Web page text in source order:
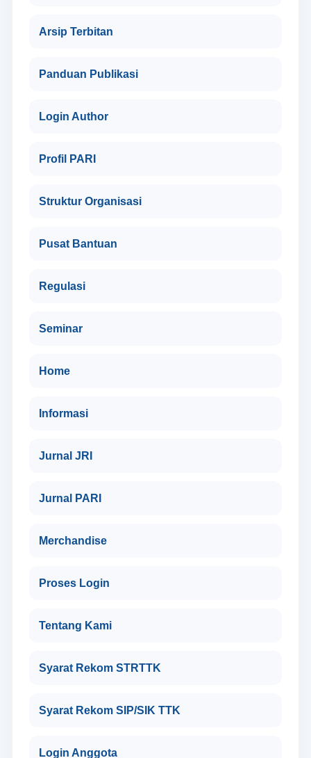
Arsip Terbitan
Panduan Publikasi
Login Author
Profil PARI
Struktur Organisasi
Pusat Bantuan
Regulasi
Seminar
Home
Informasi
Jurnal JRI
Jurnal PARI
Merchandise
Proses Login
Tentang Kami
Syarat Rekom STRTTK
Syarat Rekom SIP/SIK TTK
Login Anggota